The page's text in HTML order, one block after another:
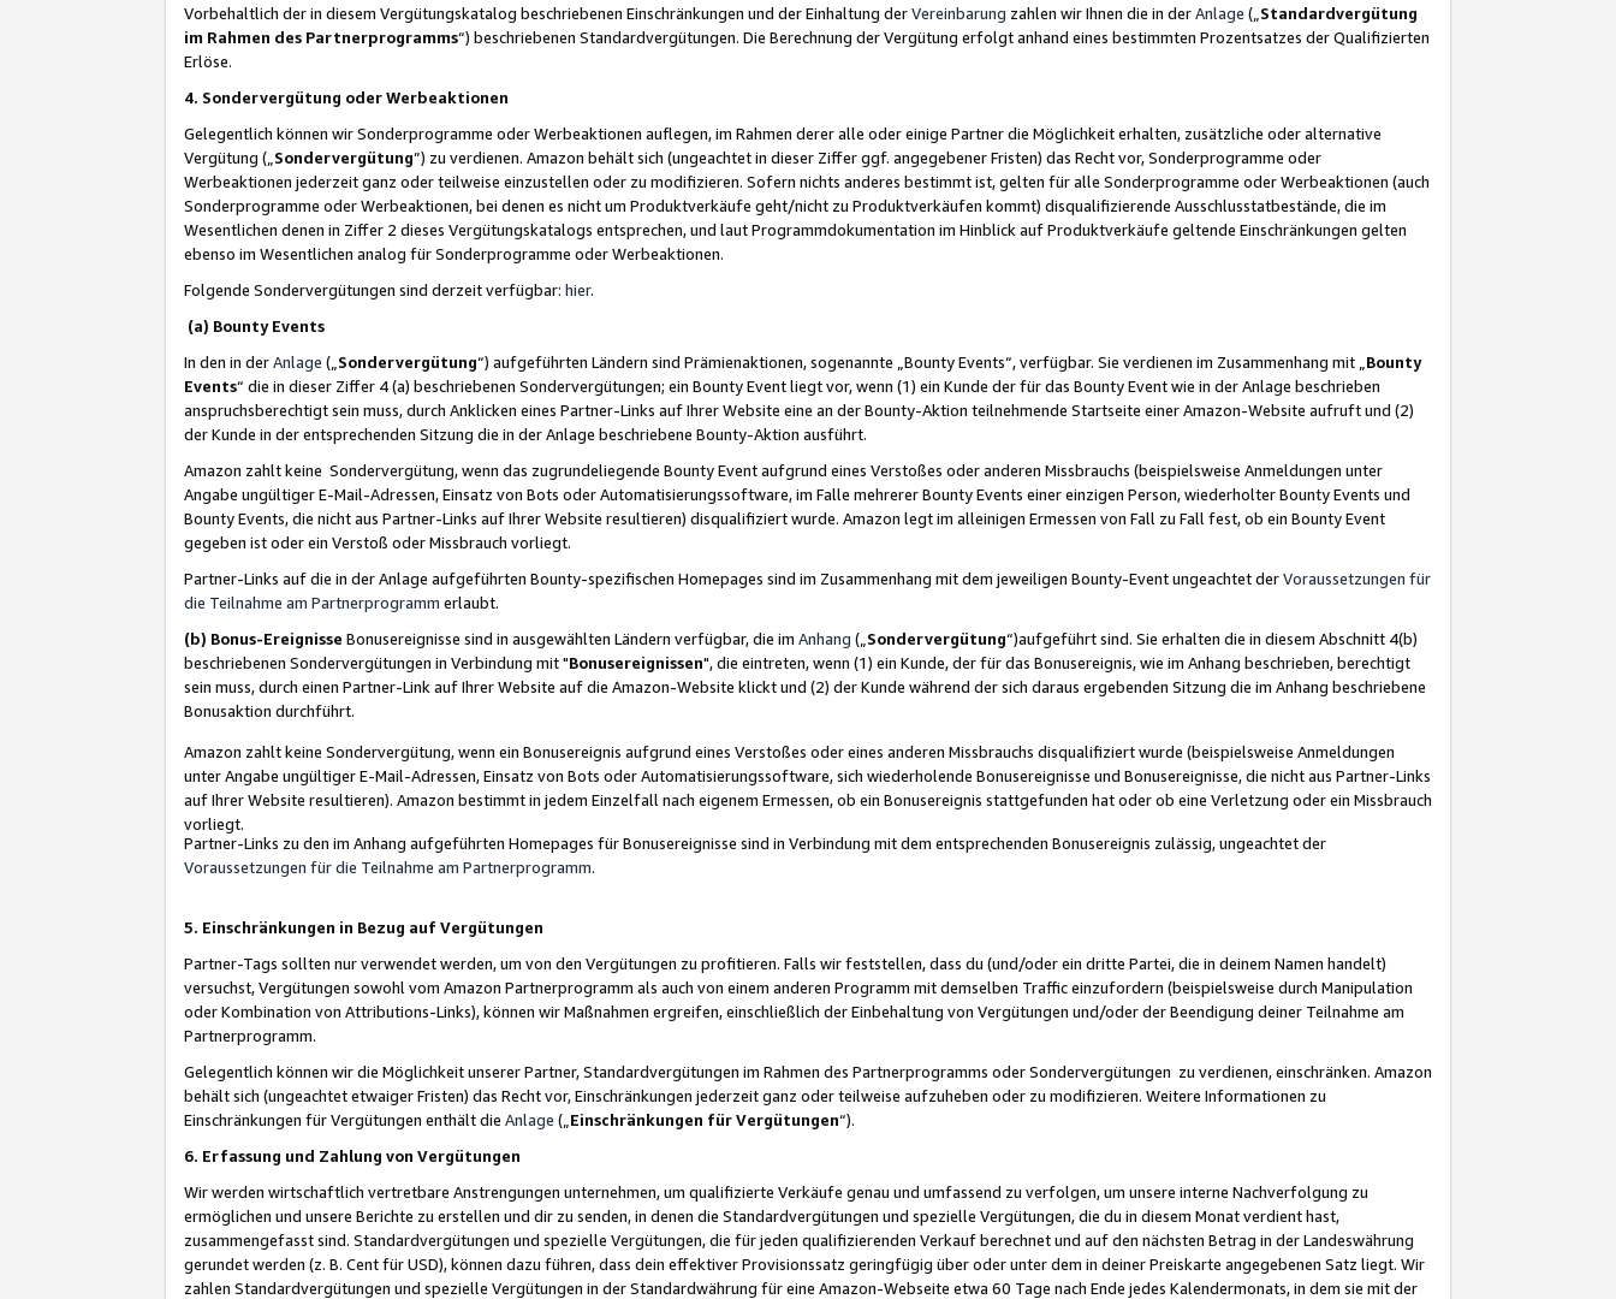
Vorbehaltlich der in diesem Vergütungskatalog beschriebenen Einschränkungen und der Einhaltung derVereinbarung zahlen wir Ihnen die in derAnlage („ Standardvergütung
im Rahmen des Partnerprogramms“) beschriebenen Standardvergütungen. Die Berechnung der Vergütung erfolgt anhand eines bestimmten Prozentsatzes der Qualifizierten
Erlöse.
4. Sondervergütung oder Werbeaktionen
Gelegentlich können wir Sonderprogramme oder Werbeaktionen auflegen, im Rahmen derer alle oder einige Partner die Möglichkeit erhalten, zusätzliche oder alternative
Vergütung („ Sondervergütung”) zu verdienen. Amazon behält sich (ungeachtet in dieser Ziffer ggf. angegebener Fristen) das Recht vor, Sonderprogramme oder
Werbeaktionen jederzeit ganz oder teilweise einzustellen oder zu modifizieren. Sofern nichts anderes bestimmt ist, gelten für alle Sonderprogramme oder Werbeaktionen (auch
Sonderprogramme oder Werbeaktionen, bei denen es nicht um Produktverkäufe geht/nicht zu Produktverkäufen kommt) disqualifizierende Ausschlusstatbestände, die im
Wesentlichen denen in Ziffer 2 dieses Vergütungskatalogs entsprechen, und laut Programmdokumentation im Hinblick auf Produktverkäufe geltende Einschränkungen gelten
ebenso im Wesentlichen analog für Sonderprogramme oder Werbeaktionen.
Folgende Sondervergütungen sind derzeit verfügbar: hier.
(a) Bounty Events
In den in derAnlage („ Sondervergütung“) aufgeführten Ländern sind Prämienaktionen, sogenannte „Bounty Events“, verfügbar. Sie verdienen im Zusammenhang mit „ Bounty
Events“ die in dieser Ziffer 4 (a) beschriebenen Sondervergütungen; ein Bounty Event liegt vor, wenn (1) ein Kunde der für das Bounty Event wie in der Anlage beschrieben
anspruchsberechtigt sein muss, durch Anklicken eines Partner-Links auf Ihrer Website eine an der Bounty-Aktion teilnehmende Startseite einer Amazon-Website aufruft und (2)
der Kunde in der entsprechenden Sitzung die in der Anlage beschriebene Bounty-Aktion ausführt.
Amazon zahlt keine Sondervergütung, wenn das zugrundeliegende Bounty Event aufgrund eines Verstoßes oder anderen Missbrauchs (beispielsweise Anmeldungen unter
Angabe ungültiger E-Mail-Adressen, Einsatz von Bots oder Automatisierungssoftware, im Falle mehrerer Bounty Events einer einzigen Person, wiederholter Bounty Events und
Bounty Events, die nicht aus Partner-Links auf Ihrer Website resultieren) disqualifiziert wurde. Amazon legt im alleinigen Ermessen von Fall zu Fall fest, ob ein Bounty Event
gegeben ist oder ein Verstoß oder Missbrauch vorliegt.
Partner-Links auf die in der Anlage aufgeführten Bounty-spezifischen Homepages sind im Zusammenhang mit dem jeweiligen Bounty-Event ungeachtet derVoraussetzungen für
die Teilnahme am Partnerprogramm erlaubt.
(b) Bonus-Ereignisse Bonusereignisse sind in ausgewählten Ländern verfügbar, die im Anhang („ Sondervergütung“)aufgeführt sind. Sie erhalten die in diesem Abschnitt 4(b)
beschriebenen Sondervergütungen in Verbindung mit "Bonusereignissen", die eintreten, wenn (1) ein Kunde, der für das Bonusereignis, wie im Anhang beschrieben, berechtigt
sein muss, durch einen Partner-Link auf Ihrer Website auf die Amazon-Website klickt und (2) der Kunde während der sich daraus ergebenden Sitzung die im Anhang beschriebene
Bonusaktion durchführt.
Amazon zahlt keine Sondervergütung, wenn ein Bonusereignis aufgrund eines Verstoßes oder eines anderen Missbrauchs disqualifiziert wurde (beispielsweise Anmeldungen
unter Angabe ungültiger E-Mail-Adressen, Einsatz von Bots oder Automatisierungssoftware, sich wiederholende Bonusereignisse und Bonusereignisse, die nicht aus Partner-Links
auf Ihrer Website resultieren). Amazon bestimmt in jedem Einzelfall nach eigenem Ermessen, ob ein Bonusereignis stattgefunden hat oder ob eine Verletzung oder ein Missbrauch
vorliegt.
Partner-Links zu den im Anhang aufgeführten Homepages für Bonusereignisse sind in Verbindung mit dem entsprechenden Bonusereignis zulässig, ungeachtet der
Voraussetzungen für die Teilnahme am Partnerprogramm.
5. Einschränkungen in Bezug auf Vergütungen
Partner-Tags sollten nur verwendet werden, um von den Vergütungen zu profitieren. Falls wir feststellen, dass du (und/oder ein dritte Partei, die in deinem Namen handelt)
versuchst, Vergütungen sowohl vom Amazon Partnerprogramm als auch von einem anderen Programm mit demselben Traffic einzufordern (beispielsweise durch Manipulation
oder Kombination von Attributions-Links), können wir Maßnahmen ergreifen, einschließlich der Einbehaltung von Vergütungen und/oder der Beendigung deiner Teilnahme am
Partnerprogramm.
Gelegentlich können wir die Möglichkeit unserer Partner, Standardvergütungen im Rahmen des Partnerprogramms oder Sondervergütungen zu verdienen, einschränken. Amazon
behält sich (ungeachtet etwaiger Fristen) das Recht vor, Einschränkungen jederzeit ganz oder teilweise aufzuheben oder zu modifizieren. Weitere Informationen zu
Einschränkungen für Vergütungen enthält die Anlage („ Einschränkungen für Vergütungen“).
6. Erfassung und Zahlung von Vergütungen
Wir werden wirtschaftlich vertretbare Anstrengungen unternehmen, um qualifizierte Verkäufe genau und umfassend zu verfolgen, um unsere interne Nachverfolgung zu
ermöglichen und unsere Berichte zu erstellen und dir zu senden, in denen die Standardvergütungen und spezielle Vergütungen, die du in diesem Monat verdient hast,
zusammengefasst sind. Standardvergütungen und spezielle Vergütungen, die für jeden qualifizierenden Verkauf berechnet und auf den nächsten Betrag in der Landeswährung
gerundet werden (z. B. Cent für USD), können dazu führen, dass dein effektiver Provisionssatz geringfügig über oder unter dem in deiner Preiskarte angegebenen Satz liegt. Wir
zahlen Standardvergütungen und spezielle Vergütungen in der Standardwährung für eine Amazon-Webseite etwa 60 Tage nach Ende jedes Kalendermonats, in dem sie mit der